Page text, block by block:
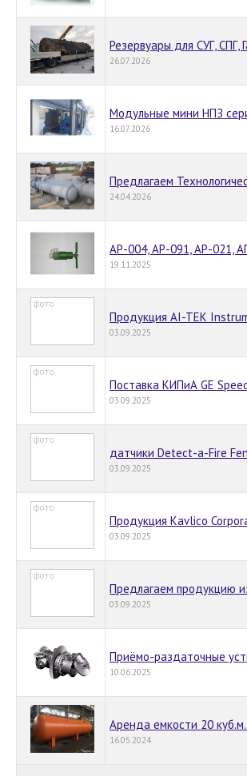
Резервуары для СУГ, СПГ,
26.07.2026
Модульные мини НПЗ
16.07.2026
Предлагаем
24.04.2026
АР-004, АР-091, АР-021,
19.11.2025
Продукция AI-TEK
03.09.2025
Поставка КИПиА GE
03.09.2025
датчики Detect-a-Fire
03.09.2025
Продукция Kavlico
03.09.2025
Предлагаем продукцию
03.09.2025
Приёмо-раздаточные
10.06.2025
Аренда емкости 20 куб.м.
16.05.2024